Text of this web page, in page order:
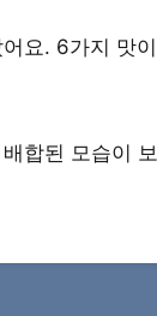
요. 6가지 맛
합된 모습이